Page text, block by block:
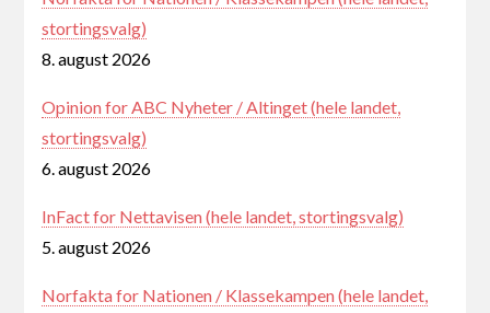
stortingsvalg)
8. august 2026
Opinion for ABC Nyheter / Altinget (hele landet,
stortingsvalg)
6. august 2026
InFact for Nettavisen (hele landet, stortingsvalg)
5. august 2026
Norfakta for Nationen / Klassekampen (hele landet,